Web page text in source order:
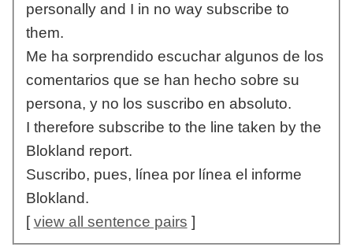
personally and I in no way subscribe to
them.
Me ha sorprendido escuchar algunos de los
comentarios que se han hecho sobre su
persona, y no los suscribo en absoluto.
I therefore subscribe to the line taken by the
Blokland report.
Suscribo, pues, línea por línea el informe
Blokland.
[view all sentence pairs ]